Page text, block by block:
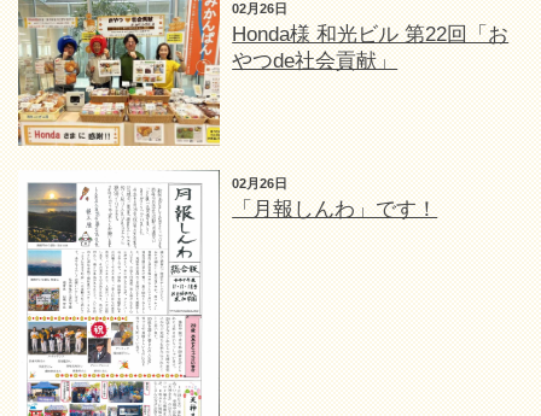
02月26日
Honda様 和光ビル 第22回「お
やつde社会貢献」
02月26日
「月報しんわ」です！